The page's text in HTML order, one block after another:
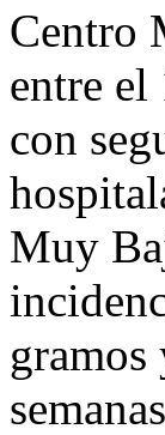
Centro
entre el
con
Muy
gramos